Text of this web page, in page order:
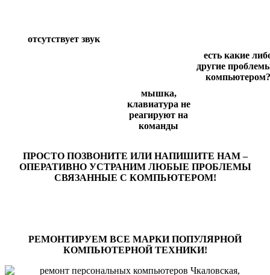
отсутствует звук
мышка,
клавиатура не
реагируют на
команды
есть какие
другие
компьютером?
ПРОСТО ПОЗВОНИТЕ ИЛИ НАПИШИТЕ НАМ –
ОПЕРАТИВНО УСТРАНИМ ЛЮБЫЕ ПРОБЛЕМЫ
СВЯЗАННЫЕ С КОМПЬЮТЕРОМ!
РЕМОНТИРУЕМ ВСЕ МАРКИ ПОПУЛЯРНОЙ
КОМПЬЮТЕРНОЙ ТЕХНИКИ!